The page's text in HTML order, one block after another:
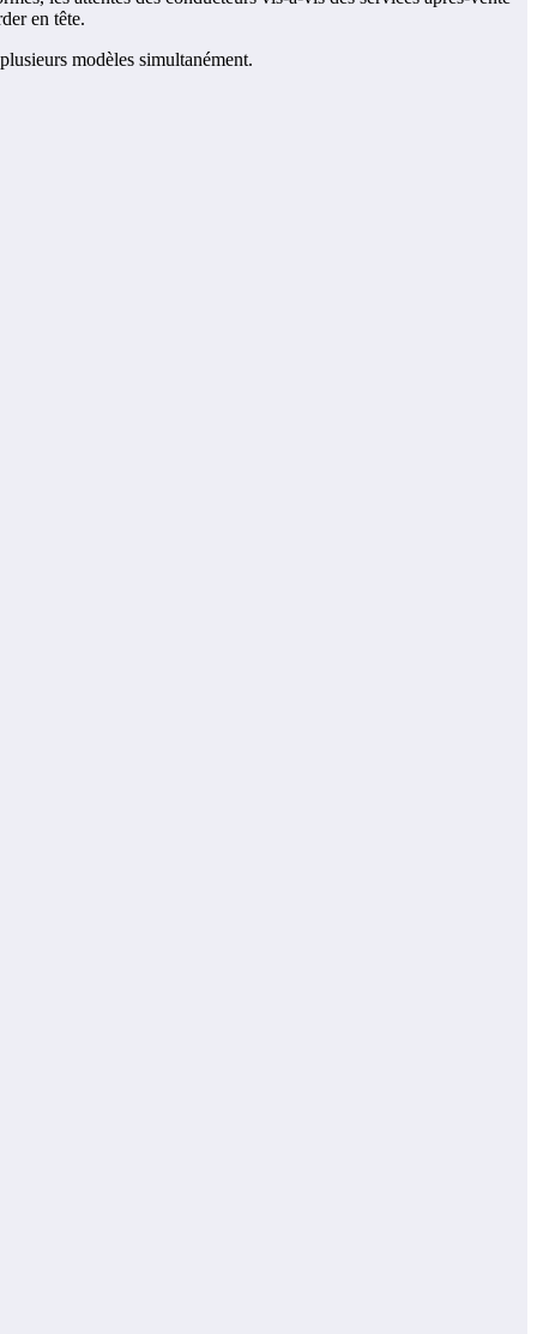
en tête.
modèles simultanément.